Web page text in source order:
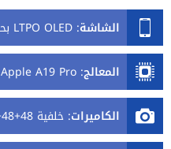
الشاشة: LTPO OLED بحجم 6.9 بوصة بدقة 1320p
المعالج:
Apple A19 Pro
الكاميرات: خلفية 48+48+48 م.ب/ أمامية 18 م.ب